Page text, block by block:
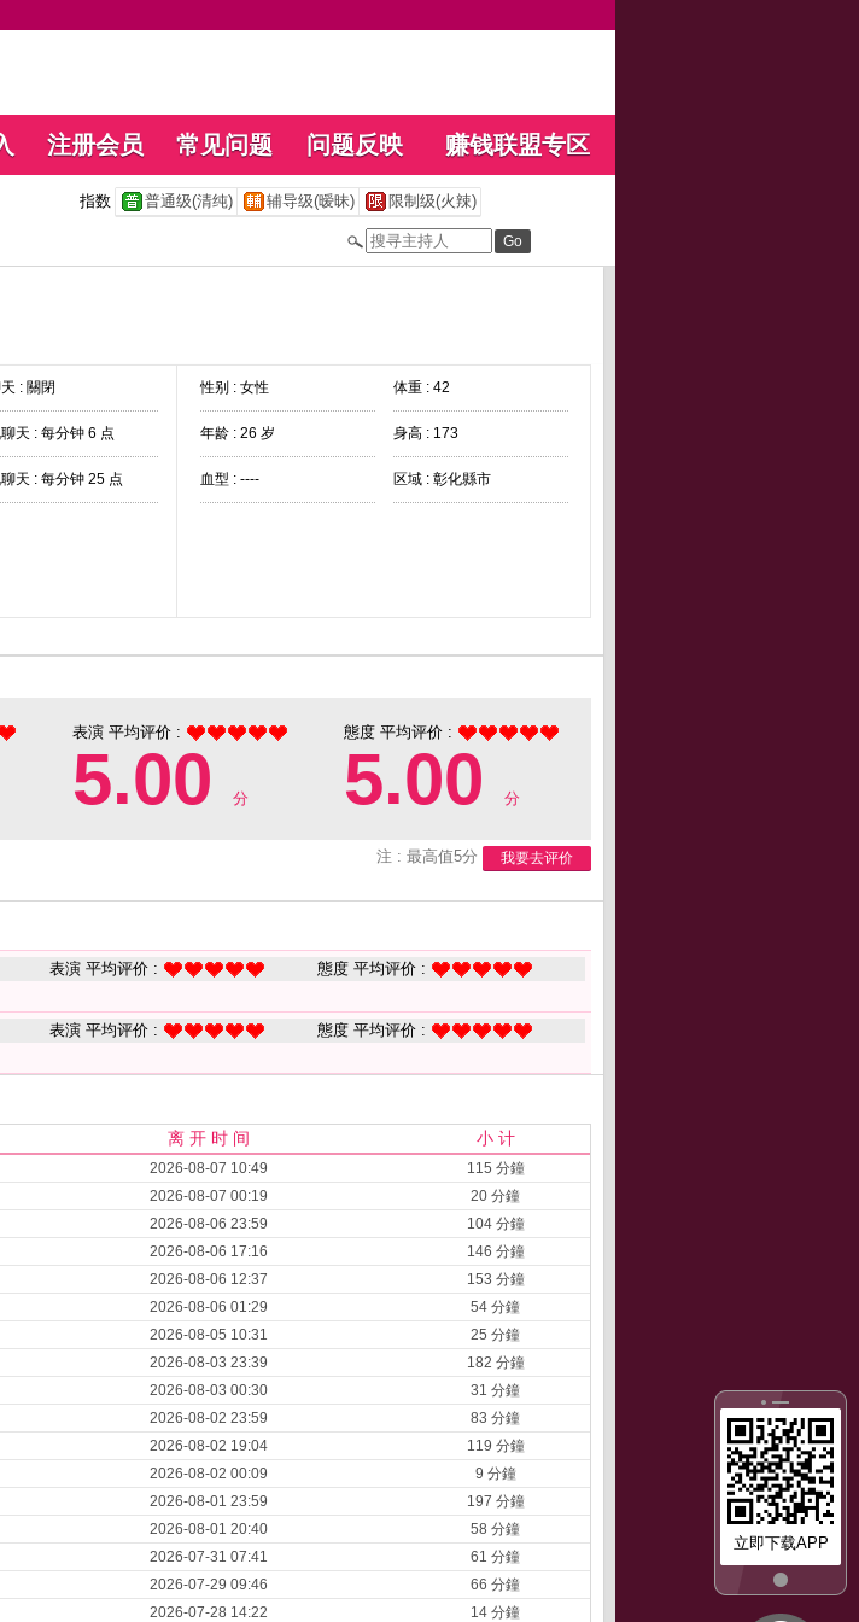
注册会员 常见问题 问题反映 赚钱联盟专区
立即下载APP
指数 普通级(清纯) 辅导级(暧昧) 限制级(火辣)
: 關閉
天 : 每分钟 6 点
天 : 每分钟 25 点
性别 : 女性 体重 : 42
年龄 : 26 岁 身高 : 173
血型 : ---- 区域 : 彰化縣市
表演 平均评价 :
5.00 分
態度 平均评价 :
5.00 分
注 : 最高值5分 我要去评价
表演 平均评价 :
態度 平均评价 :
表演 平均评价 :
態度 平均评价 :
离 开 时 间 小 计
2026-08-07 10:49
115 分鐘
2026-08-07 00:19
20 分鐘
2026-08-06 23:59
104 分鐘
2026-08-06 17:16
146 分鐘
2026-08-06 12:37
153 分鐘
2026-08-06 01:29
54 分鐘
2026-08-05 10:31
25 分鐘
2026-08-03 23:39
182 分鐘
2026-08-03 00:30
31 分鐘
2026-08-02 23:59
83 分鐘
2026-08-02 19:04
119 分鐘
2026-08-02 00:09
9 分鐘
2026-08-01 23:59
197 分鐘
2026-08-01 20:40
58 分鐘
2026-07-31 07:41
61 分鐘
2026-07-29 09:46
66 分鐘
2026-07-28 14:22 14 分鐘